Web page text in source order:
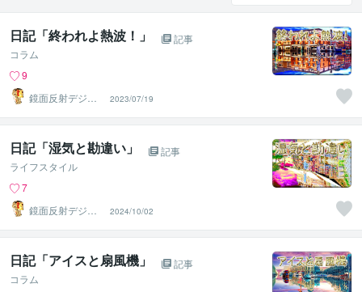
日記「終われよ熱波！」
記事
コラム
9
鏡面反射デジタ
ルアート製作所
（鈴木穣）
2023/07/19
日記「湿気と勘違い」
記事
ライフスタイル
7
鏡面反射デジタ
ルアート製作所
（鈴木穣）
2024/10/02
日記「アイスと扇風機」
記事
コラム